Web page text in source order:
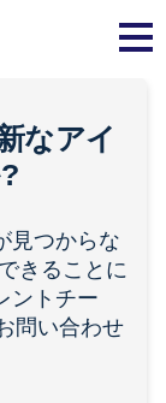
なアイ
見つからな
きることに
ントチー
問い合わせ